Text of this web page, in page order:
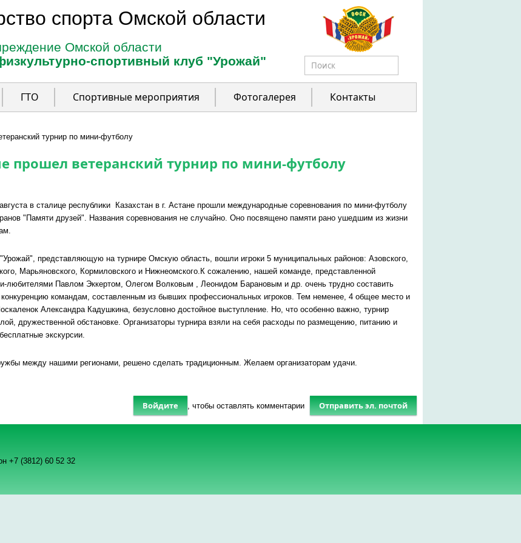
спорта Омской области
Омской области
спортивный клуб "Урожай"
Форма поиска
ГТО Спортивные мероприятия Фотогалерея Контакты
турнир по мини-футболу
прошел ветеранский турнир по мини-футболу
в сталице республики Казахстан в г. Астане прошли международные соревнования по мини-футболу
"Памяти друзей". Названия соревнования не случайно. Оно посвящено памяти рано ушедшим из жизни
представляющую на турнире Омскую область, вошли игроки 5 муниципальных районов: Азовского,
Марьяновского, Кормиловского и Нижнеомского.К сожалению, нашей команде, представленной
любителями Павлом Эккертом, Олегом Волковым , Леонидом Барановым и др. очень трудно составить
командам, составленным из бывших профессиональных игроков. Тем неменее, 4 общее место и
Александра Кадушкина, безусловно достойное выступление. Но, что особенно важно, турнир
дружественной обстановке. Организаторы турнира взяли на себя расходы по размещению, питанию и
экскурсии.
между нашими регионами, решено сделать традиционным. Желаем организаторам удачи.
Войдите , чтобы оставлять комментарии Отправить эл. почтой
+7 (3812) 60 52 32